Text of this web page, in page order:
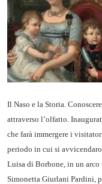
Il Naso e la Storia.
attraverso l’olfatto.
che farà immergere i
periodo in cui si
Luisa di Borbone, in un arco
Simonetta Giurlani Pardini,